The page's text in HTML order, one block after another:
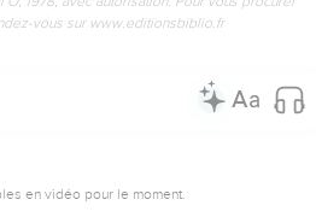
vous sur www.editionsbiblio.fr
en vidéo pour le moment.